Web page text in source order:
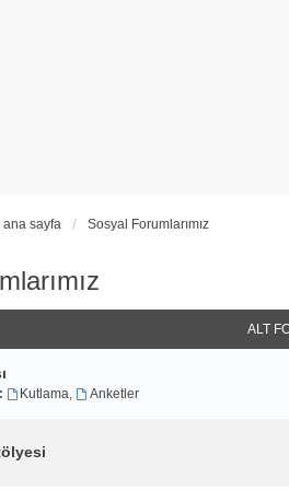
ana sayfa Sosyal Forumlarımız
ALT
Kutlama, Anketler